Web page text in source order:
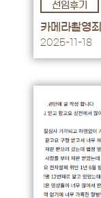
선임후기
카메라촬영
2025-11-18